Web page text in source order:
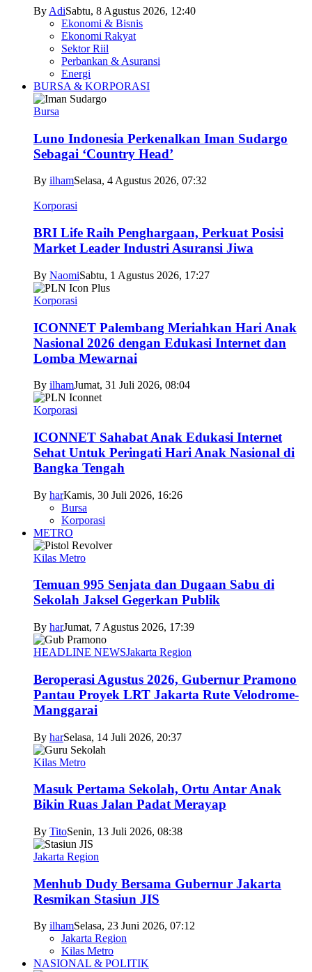
By AdiSabtu, 8 Agustus 2026, 12:40
Ekonomi & Bisnis
Ekonomi Rakyat
Sektor Riil
Perbankan & Asuransi
Energi
BURSA & KORPORASI
Bursa
Luno Indonesia Perkenalkan Iman Sudargo
Sebagai ‘Country Head’
By ilhamSelasa, 4 Agustus 2026, 07:32
Korporasi
BRI Life Raih Penghargaan, Perkuat Posisi
Market Leader Industri Asuransi Jiwa
By NaomiSabtu, 1 Agustus 2026, 17:27
Korporasi
ICONNET Palembang Meriahkan Hari Anak
Nasional 2026 dengan Edukasi Internet dan
Lomba Mewarnai
By ilhamJumat, 31 Juli 2026, 08:04
Korporasi
ICONNET Sahabat Anak Edukasi Internet
Sehat Untuk Peringati Hari Anak Nasional di
Bangka Tengah
By harKamis, 30 Juli 2026, 16:26
Bursa
Korporasi
METRO
Kilas Metro
Temuan 995 Senjata dan Dugaan Sabu di
Sekolah Jaksel Gegerkan Publik
By harJumat, 7 Agustus 2026, 17:39
HEADLINE NEWSJakarta Region
Beroperasi Agustus 2026, Gubernur Pramono
Pantau Proyek LRT Jakarta Rute Velodrome-
Manggarai
By harSelasa, 14 Juli 2026, 20:37
Kilas Metro
Masuk Pertama Sekolah, Ortu Antar Anak
Bikin Ruas Jalan Padat Merayap
By TitoSenin, 13 Juli 2026, 08:38
Jakarta Region
Menhub Dudy Bersama Gubernur Jakarta
Resmikan Stasiun JIS
By ilhamSelasa, 23 Juni 2026, 07:12
Jakarta Region
Kilas Metro
NASIONAL & POLITIK